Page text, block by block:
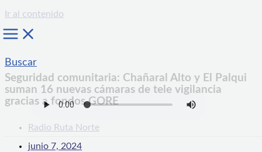
Ir al contenido
Buscar
Seguridad comunitaria: Chañaral Alto y El Palqui
suman 16 nuevas cámaras de tele vigilancia
gracias a fondos GORE
Radio Ruta Norte
junio 7, 2024